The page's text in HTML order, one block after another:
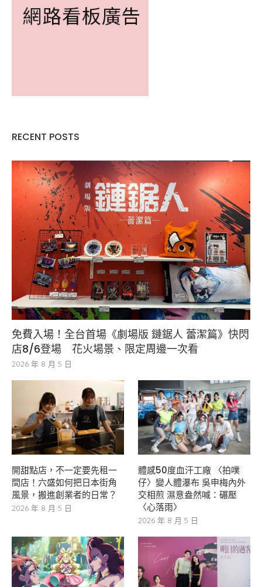
RECENT POSTS
免費入場！全台首場《劇場版 鏈鋸人 蕾潔篇》快閃
店8/6登場 花火場景、限定周邊一次看
2026 年 8 月 5 日
開甜點店，不一定要先租一
間店！六盛如何把日本街角
風景，搬進創業者的日常？
2026 年 8 月 5 日
體感50度血汗工廠 〈拍噗
仔〉變人體瀑布 吳申梅內外
交相煎 濕意盎然喊：碾壓
〈心落雨〉
2026 年 8 月 5 日